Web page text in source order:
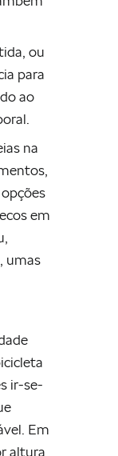
ou
para
ao
na
em
umas
ir-se-
Em
altura